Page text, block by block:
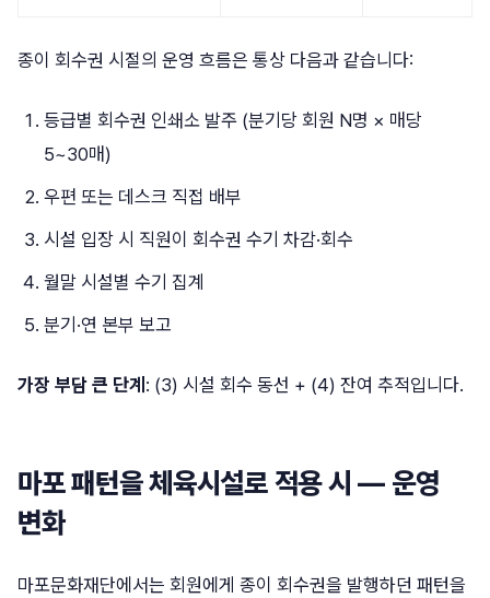
종이 회수권 시절의 운영 흐름은 통상 다음과 같습니다:
등급별 회수권 인쇄소 발주 (분기당 회원 N명 × 매당
5~30매)
우편 또는 데스크 직접 배부
시설 입장 시 직원이 회수권 수기 차감·회수
월말 시설별 수기 집계
분기·연 본부 보고
가장 부담 큰 단계 : (3) 시설 회수 동선 + (4) 잔여 추적입니다.
마포 패턴을 체육시설로 적용 시 — 운영
변화
마포문화재단에서는 회원에게 종이 회수권을 발행하던 패턴을